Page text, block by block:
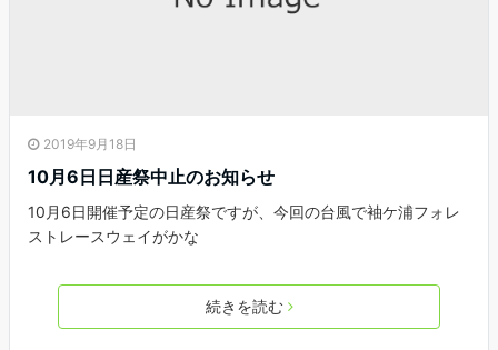
2019年9月18日
10月6日日産祭中止のお知らせ
10月6日開催予定の日産祭ですが、今回の台風で袖ケ浦フォレ
ストレースウェイがかな
続きを読む